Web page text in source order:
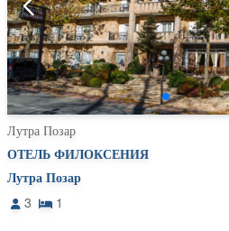
Лутра Позар
ОТЕЛЬ ФИЛОКСЕНИЯ
Лутра Позар
3
1